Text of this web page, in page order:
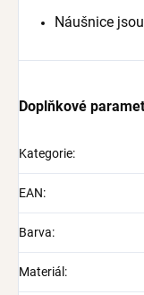
Náušnice
Doplňkové
Kategorie:
EAN:
Barva:
Materiál :